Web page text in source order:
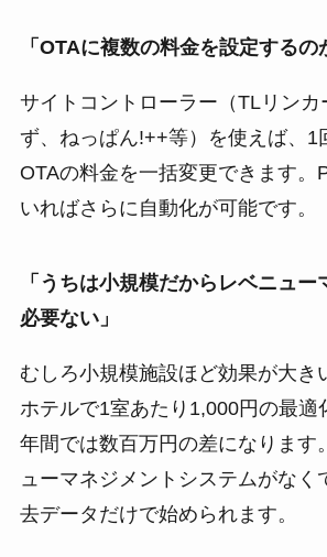
「OTAに複数の料金を設定するの
サイトコントローラー（TLリンカ
ず、ねっぱん!++等）を使えば、1
OTAの料金を一括変更できます。
いればさらに自動化が可能です。
「うちは小規模だからレベニュ
必要ない」
むしろ小規模施設ほど効果が大き
ホテルで1室あたり1,000円の最適
年間では数百万円の差になります
ューマネジメントシステムがなく
去データだけで始められます。